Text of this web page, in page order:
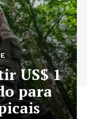
US$ 1
para